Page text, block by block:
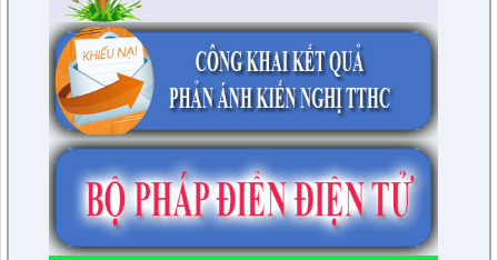
lượt xem: 2803 | lượt tải:1458
2/CV-BDT
Đề xuất chuyên đề giám sát năm 2024
lượt xem: 3925 | lượt tải:979
4/CV-BKTXH
Đề xuất nội dung giám sát năm 2024 của TT HĐND huyện
lượt xem: 4945 | lượt tải:1315